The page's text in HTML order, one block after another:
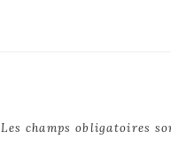
Les champs obligatoires